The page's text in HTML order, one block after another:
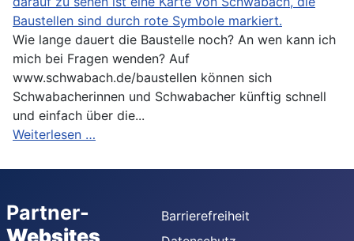
Wie lange dauert die Baustelle noch? An wen kann ich
mich bei Fragen wenden? Auf
www.schwabach.de/baustellen können sich
Schwabacherinnen und Schwabacher künftig schnell
und einfach über die...
Weiterlesen …
Partner-
Barrierefreiheit